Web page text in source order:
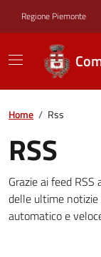
Regione Piemonte
Home / Rss
RSS
Grazie ai feed
delle ultime
automatico e